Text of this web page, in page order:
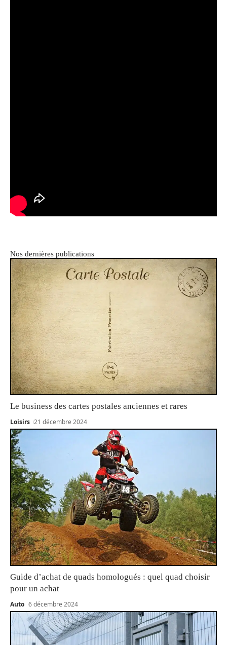
Nos dernières publications
Le business des cartes postales anciennes et rares
Loisirs 21 décembre 2024
Guide d’achat de quads homologués : quel quad choisir
pour un achat
Auto 6 décembre 2024